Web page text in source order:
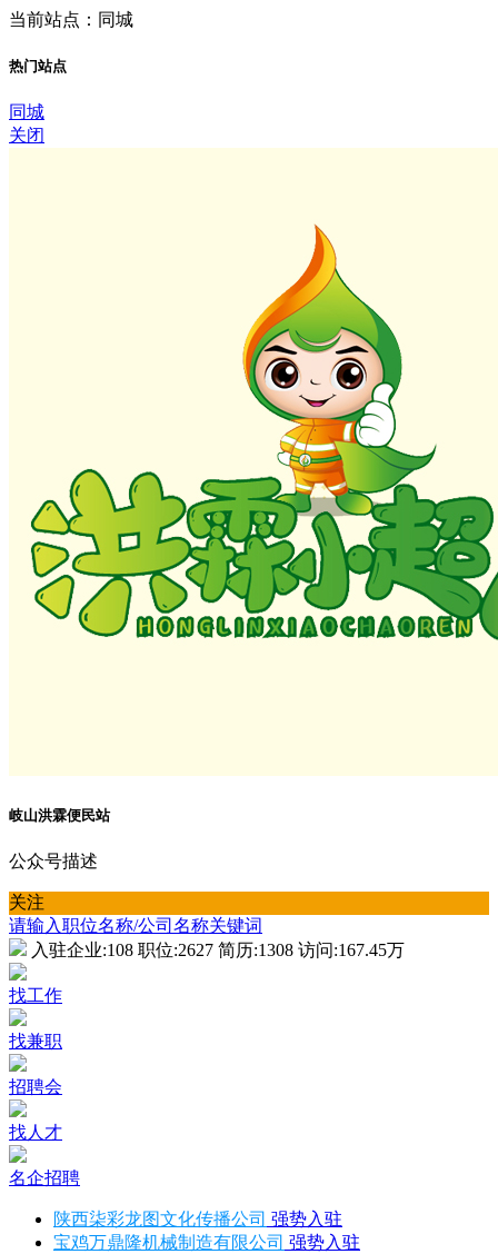
当前站点：同城
热门站点
同城
关闭
岐山洪霖便民站
公众号描述
关注
请输入职位名称/公司名称关键词
入驻企业:108 职位:2627 简历:1308 访问:167.45万
找工作
找兼职
招聘会
找人才
名企招聘
陕西柒彩龙图文化传播公司 强势入驻
宝鸡万鼎隆机械制造有限公司 强势入驻